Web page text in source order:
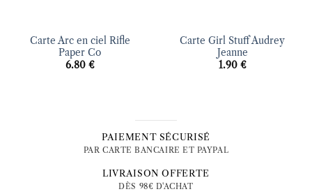
Carte Arc en ciel Rifle
Paper Co
6.80 €
Carte Girl Stuff Audrey
Jeanne
1.90 €
PAIEMENT SÉCURISÉ
PAR CARTE BANCAIRE ET PAYPAL
LIVRAISON OFFERTE
DÈS 98€ D'ACHAT